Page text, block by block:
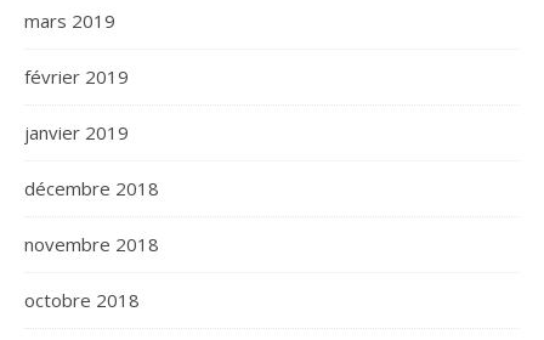
mars 2019
février 2019
janvier 2019
décembre 2018
novembre 2018
octobre 2018